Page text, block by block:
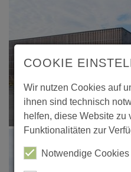
COOKIE
Wir nutzen Cookies auf
ihnen sind technisch
helfen, diese Website zu
Funktionalitäten zur
Notwendige Cookies